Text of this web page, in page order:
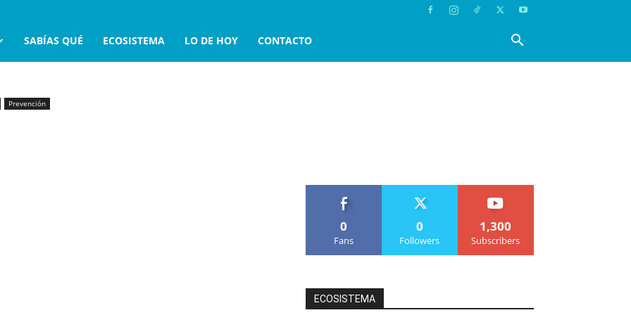
SABÍAS QUÉ ECOSISTEMA LO DE HOY CONTACTO
Prevención
0
Fans
0
Followers
1,300
Subscribers
ECOSISTEMA